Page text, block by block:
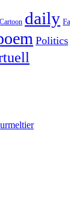
Cartoon daily
Politics